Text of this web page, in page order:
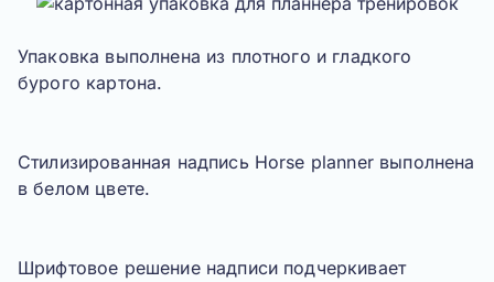
Упаковка выполнена из плотного и гладкого
бурого картона.
Стилизированная надпись Horse plannerвыполнена
в белом цвете.
Шрифтовое решение надписи подчеркивает